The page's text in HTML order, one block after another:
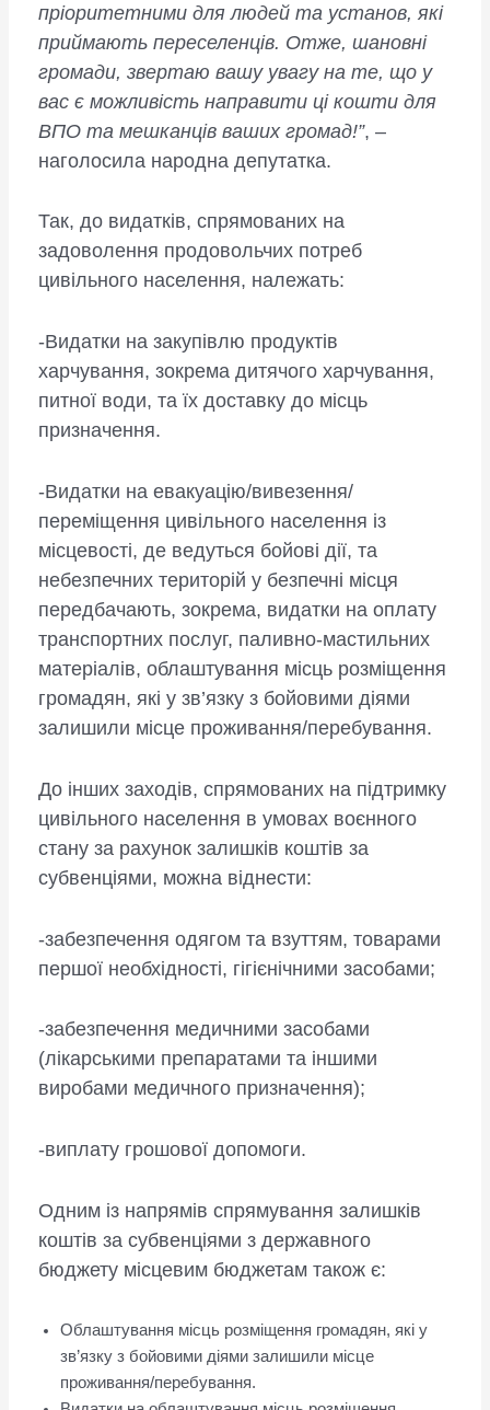
пріоритетними для людей та установ, які
приймають переселенців. Отже, шановні
громади, звертаю вашу увагу на те, що у
вас є можливість направити ці кошти для
ВПО та мешканців ваших громад!”, –
наголосила народна депутатка.
Так, до видатків, спрямованих на
задоволення продовольчих потреб
цивільного населення, належать:
-Видатки на закупівлю продуктів
харчування, зокрема дитячого харчування,
питної води, та їх доставку до місць
призначення.
-Видатки на евакуацію/вивезення/
переміщення цивільного населення із
місцевості, де ведуться бойові дії, та
небезпечних територій у безпечні місця
передбачають, зокрема, видатки на оплату
транспортних послуг, паливно-мастильних
матеріалів, облаштування місць розміщення
громадян, які у зв’язку з бойовими діями
залишили місце проживання/перебування.
До інших заходів, спрямованих на підтримку
цивільного населення в умовах воєнного
стану за рахунок залишків коштів за
субвенціями, можна віднести:
-забезпечення одягом та взуттям, товарами
першої необхідності, гігієнічними засобами;
-забезпечення медичними засобами
(лікарськими препаратами та іншими
виробами медичного призначення);
-виплату грошової допомоги.
Одним із напрямів спрямування залишків
коштів за субвенціями з державного
бюджету місцевим бюджетам також є:
Облаштування місць розміщення громадян, які у
зв’язку з бойовими діями залишили місце
проживання/перебування.